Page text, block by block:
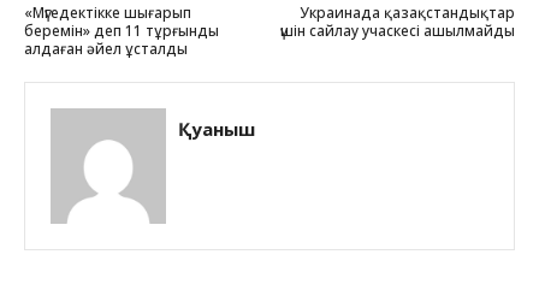
«Мүгедектікке шығарып
беремін» деп 11 тұрғынды
алдаған әйел ұсталды
Украинада қазақстандықтар
үшін сайлау учаскесі ашылмайды
Қуаныш